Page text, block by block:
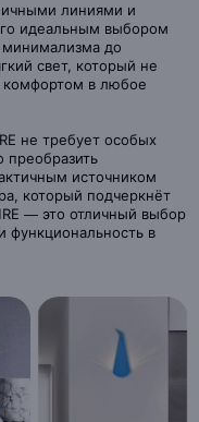
линиями и
идеальным выбором
минимализма до
свет, который не
комфортом в любое
не требует особых
преобразить
источником
который подчеркнёт
— это отличный выбор
функциональность в